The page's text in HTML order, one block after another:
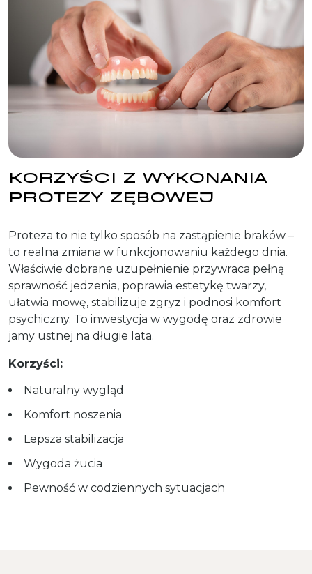
KORZYŚCI Z WYKONANIA
PROTEZY ZĘBOWEJ
Proteza to nie tylko sposób na zastąpienie braków –
to realna zmiana w funkcjonowaniu każdego dnia.
Właściwie dobrane uzupełnienie przywraca pełną
sprawność jedzenia, poprawia estetykę twarzy,
ułatwia mowę, stabilizuje zgryz i podnosi komfort
psychiczny. To inwestycja w wygodę oraz zdrowie
jamy ustnej na długie lata.
Korzyści:
Naturalny wygląd
Komfort noszenia
Lepsza stabilizacja
Wygoda żucia
Pewność w codziennych sytuacjach